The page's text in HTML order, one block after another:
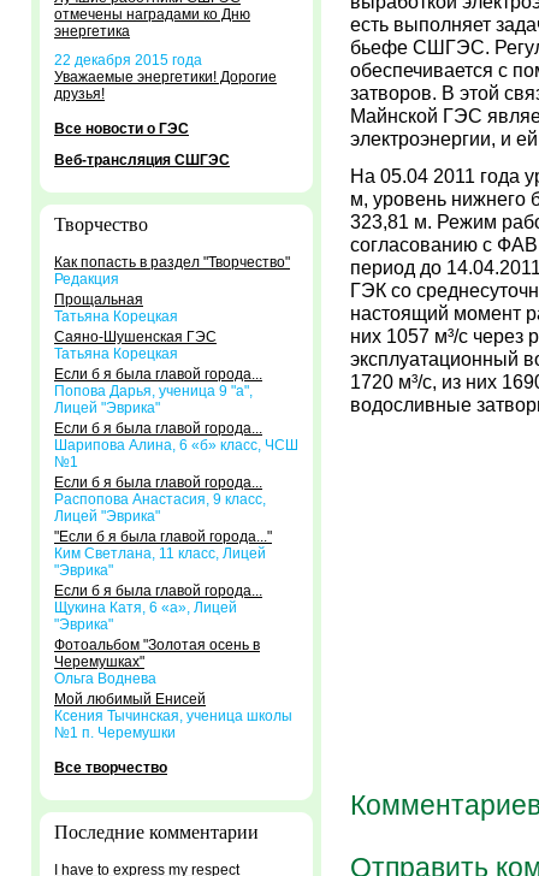
отмечены наградами ко Дню
энергетика
22 декабря 2015 года
Уважаемые энергетики! Дорогие
друзья!
Все новости о ГЭС
Веб-трансляция СШГЭС
Творчество
Как попасть в раздел "Творчество"
Редакция
Прощальная
Татьяна Корецкая
Саяно-Шушенская ГЭС
Татьяна Корецкая
Если б я была главой города...
Попова Дарья, ученица 9 "а",
Лицей "Эврика"
Если б я была главой города...
Шарипова Алина, 6 «б» класс, ЧСШ
№1
Если б я была главой города...
Распопова Анастасия, 9 класс,
Лицей "Эврика"
"Если б я была главой города..."
Ким Светлана, 11 класс, Лицей
"Эврика"
Если б я была главой города...
Щукина Катя, 6 «а», Лицей
"Эврика"
Фотоальбом "Золотая осень в
Черемушках"
Ольга Воднева
Мой любимый Енисей
Ксения Тычинская, ученица школы
№1 п. Черемушки
Все творчество
Последние комментарии
I have to express my respect
есть выполняет
бьефе СШГЭС.
обеспечивается с
затворов. В этой
Майнской ГЭС
электроэнергии, и
На 05.04 2011 года
м, уровень
323,81 м. Режим
согласованию с
период до
ГЭК со
настоящий момент
них 1057 м³/с через
эксплуатационный
1720 м³/с, из них
водосливные
Отправить